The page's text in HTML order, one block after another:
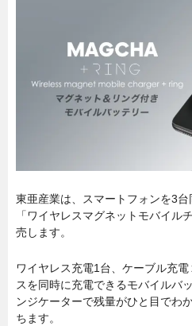
東亜産業は、スマートフォンを3
「ワイヤレスマグネットモバイル
売します。
ワイヤレス充電1台、ケーブル充
スを同時に充電できるモバイルバ
ンジケーターで残量がひと目でわ
ちます。